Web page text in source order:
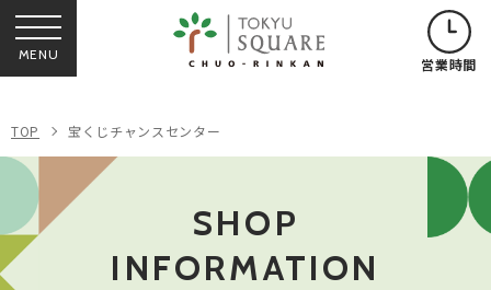
MENU 営業時間
TOP 宝くじチャンスセンター
SHOP
INFORMATION